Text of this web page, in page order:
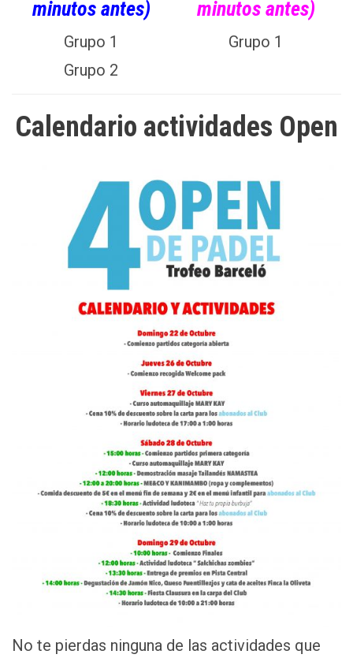
minutos antes)
Grupo 1
Grupo 2
minutos antes)
Grupo 1
Calendario actividades Open
No te pierdas ninguna de las actividades que